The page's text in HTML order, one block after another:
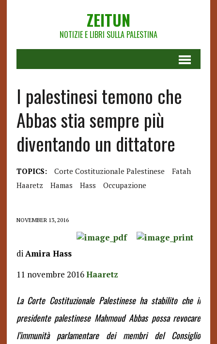
ZEITUN
NOTIZIE E LIBRI SULLA PALESTINA
I palestinesi temono che
Abbas stia sempre più
diventando un dittatore
TOPICS: Corte Costituzionale Palestinese
Fatah
Haaretz
Hamas Hass Occupazione
NOVEMBER 13, 2016
diAmira Hass
11 novembre 2016Haaretz
La Corte Costituzionale Palestinese ha stabilito che il
presidente palestinese Mahmoud Abbas possa revocare
l’immunità parlamentare dei membri del Consiglio